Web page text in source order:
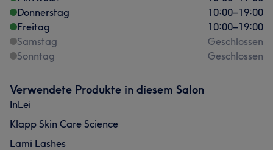
Donnerstag
10:00–19:00
Freitag
10:00–19:00
Samstag
Geschlossen
Sonntag
Geschlossen
Verwendete Produkte in diesem Salon
InLei
Klapp Skin Care Science
Lami Lashes